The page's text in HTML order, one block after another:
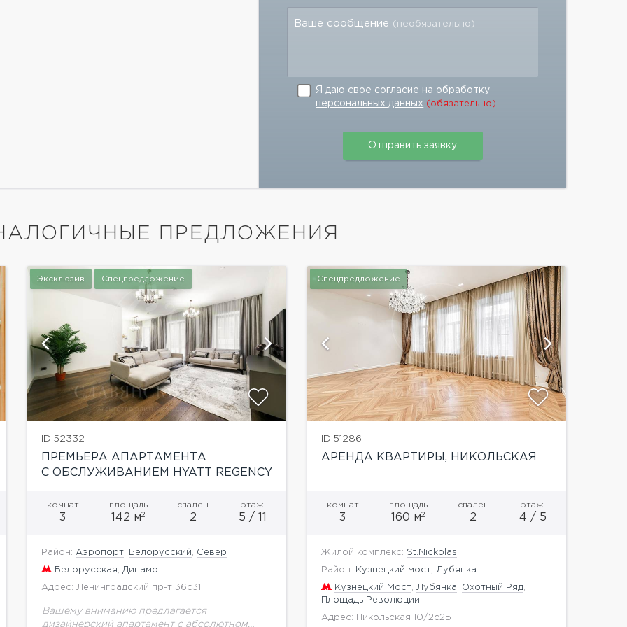
Ваше сообщение (необязательно)
Я даю свое согласие на обработку
персональных данных (обязательно)
ПРЕДЛОЖЕНИЯ
Эксклюзив Спецпредложение
ID 52332
ПРЕМЬЕРА АПАРТАМЕНТА
С ОБСЛУЖИВАНИЕМ HYATT REGENCY
комнат
3
площадь
142 м2
спален
2
этаж
5 / 11
Район: Аэропорт, Белорусский Север
Белорусская Динамо
Адрес: Ленинградский пр-т 36с31
Вашему вниманию предлагается
дизайнерский апартамент с абсолютном
показать ещё 18 фотографий
Спецпредложение
ID 51286
АРЕНДА КВАРТИРЫ, НИКОЛЬСКАЯ
комнат
3
площадь
160 м2
спален
2
этаж
4 / 5
Жилой комплекс: St.Nickolas
Район: Кузнецкий мост, Лубянка
Кузнецкий Мост, Лубянка Охотный Ряд
Площадь Революции
Адрес: Никольская 10/2с2Б